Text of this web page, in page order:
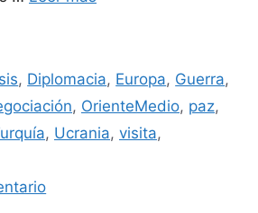
, Diplomacia, Europa, Guerra,
, OrienteMedio, paz,
, Ucrania, visita,